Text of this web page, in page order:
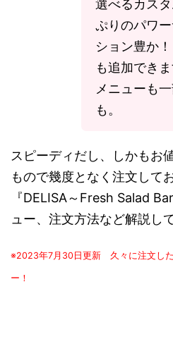
選べるカス
ぷりのパワ
ション豊か
も追加でき
メニューも
も。
スピーディだし、しかもお
もので幾度となく注文して
『DELISA～Fresh Salad
ュー、注文方法など解説し
※2023年7月30日更新 久々に注文し
ー！